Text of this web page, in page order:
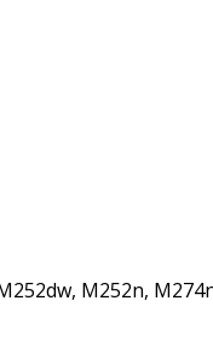
M252n,